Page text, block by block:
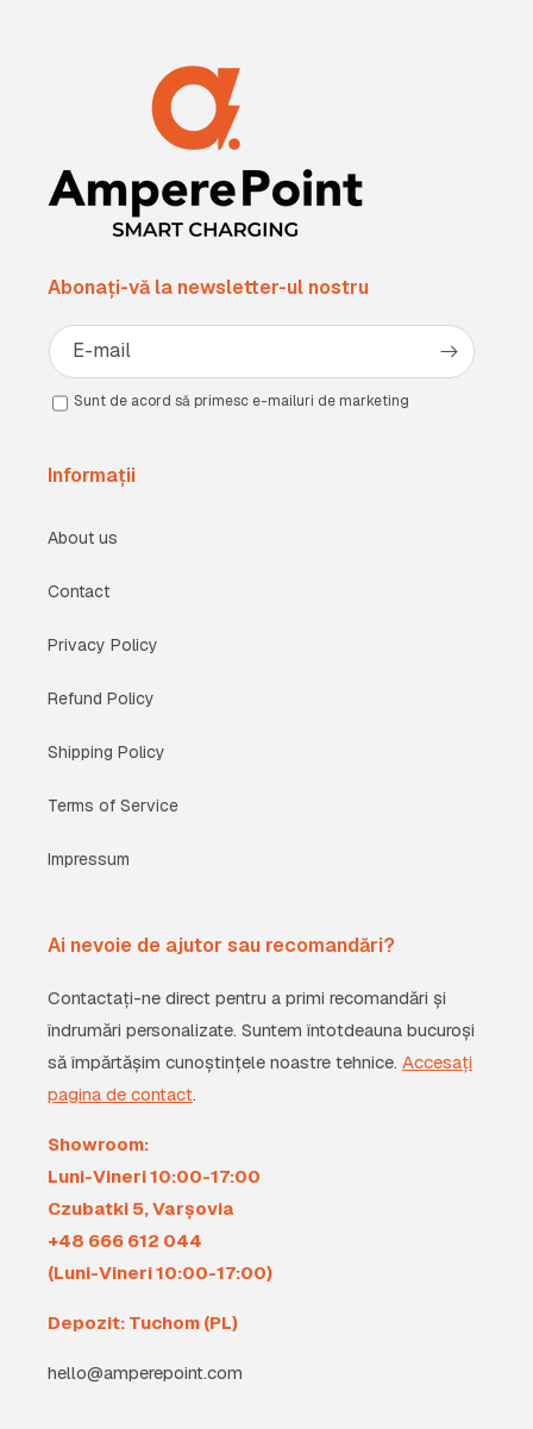
Abonați-vă la newsletter-ul nostru
E-mail
Sunt de acord să primesc e-mailuri de marketing
Informații
About us
Contact
Privacy Policy
Refund Policy
Shipping Policy
Terms of Service
Impressum
Ai nevoie de ajutor sau recomandări?
Contactați-ne direct pentru a primi recomandări și
îndrumări personalizate. Suntem întotdeauna bucuroși
să împărtășim cunoștințele noastre tehnice. Accesați
pagina de contact.
Showroom:
Luni-Vineri 10:00-17:00
Czubatki 5, Varșovia
+48 666 612 044
(Luni-Vineri 10:00-17:00)
Depozit: Tuchom (PL)
hello@amperepoint.com